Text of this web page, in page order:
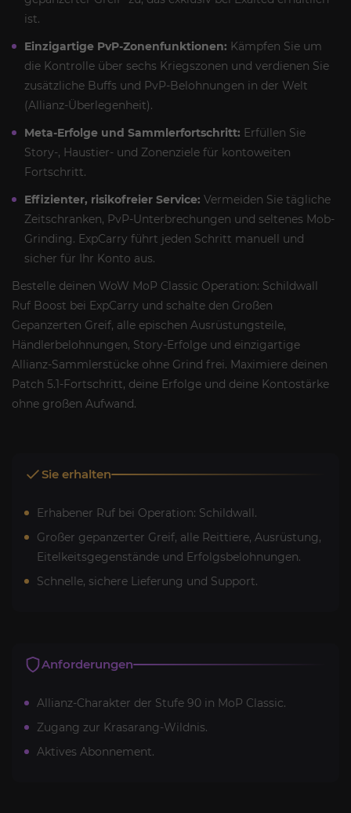
ist.
Einzigartige PvP-Zonenfunktionen: Kämpfen Sie um
die Kontrolle über sechs Kriegszonen und verdienen Sie
zusätzliche Buffs und PvP-Belohnungen in der Welt
(Allianz-Überlegenheit).
Meta-Erfolge und Sammlerfortschritt: Erfüllen Sie
Story-, Haustier- und Zonenziele für kontoweiten
Fortschritt.
Effizienter, risikofreier Service: Vermeiden Sie tägliche
Zeitschranken, PvP-Unterbrechungen und seltenes Mob-
Grinding. ExpCarry führt jeden Schritt manuell und
sicher für Ihr Konto aus.
Bestelle deinen WoW MoP Classic Operation: Schildwall
Ruf Boost bei ExpCarry und schalte den Großen
Gepanzerten Greif, alle epischen Ausrüstungsteile,
Händlerbelohnungen, Story-Erfolge und einzigartige
Allianz-Sammlerstücke ohne Grind frei. Maximiere deinen
Patch 5.1-Fortschritt, deine Erfolge und deine Kontostärke
ohne großen Aufwand.
Sie erhalten
Erhabener Ruf bei Operation: Schildwall.
Großer gepanzerter Greif, alle Reittiere, Ausrüstung,
Eitelkeitsgegenstände und Erfolgsbelohnungen.
Schnelle, sichere Lieferung und Support.
Anforderungen
Allianz-Charakter der Stufe 90 in MoP Classic.
Zugang zur Krasarang-Wildnis.
Aktives Abonnement.